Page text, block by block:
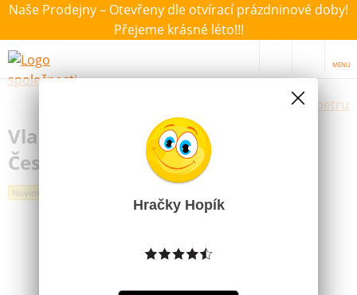
Naše Prodejny – Otevřeny dle otvírací prázdninové doby!
Přejeme krásné léto!!!
MENU
Výběr hraček dle zvoleného parametru
Vlak Pendolino na baterie MINI
České Dráhy
Novinka
Hračky Hopík